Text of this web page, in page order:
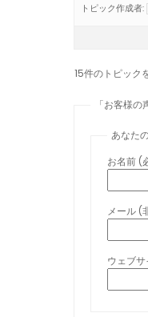
トピック作成者:
15件のトピッ
「お客様
あなた
お名前 (
メール (
ウェブサ